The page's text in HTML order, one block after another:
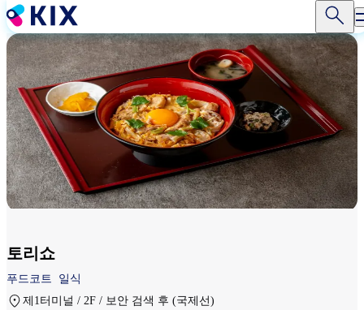
주
요
콘
텐
츠
로
건
너
뛰
기
토리쇼
푸드코트
일식
제1터미널 / 2F / 보안 검색 후 (국제선)